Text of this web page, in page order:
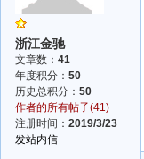
浙江金驰
文章数： 41
年度积分： 50
历史总积分： 50
作者的所有帖子(41)
注册时间： 2019/3/23
发站内信